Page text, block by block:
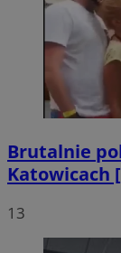
Brutalnie
Katowicach
13